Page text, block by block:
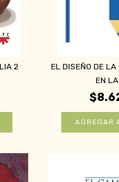
2
EL DISEÑO DE LA
EN LA